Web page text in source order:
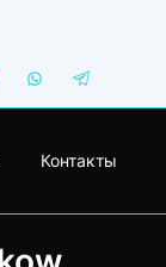
Контакты